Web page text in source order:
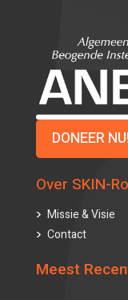
DONEER NU!
Over SKIN-
Missie & Visie
Contact
Meest